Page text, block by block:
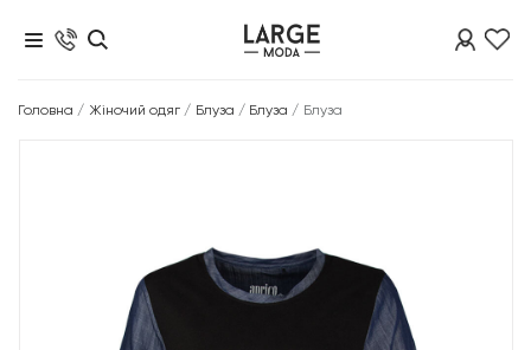
Головна / Жіночий одяг / Блуза / Блуза / Блуза